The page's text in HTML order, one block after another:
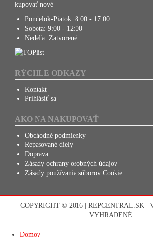
kupovať nové
Pondelok-Piatok: 8:00 - 17:00
Sobota: 9:00 - 12:00
Nedeľa: Zatvorené
RÝCHLE ODKAZY
Kontakt
Prihlásiť sa
AKO NA NAKUPOVAŤ
Obchodné podmienky
Repasované diely
Doprava
Zásady ochrany osobných údajov
Zásady používania súborov Cookie
COPYRIGHT © 2016 | REPCENTRAL.SK |
VYHRADENÉ
Domov